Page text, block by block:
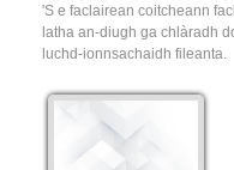
'S e faclairean coitcheann
latha an-diugh ga chlàradh
luchd-ionnsachaidh fileanta.